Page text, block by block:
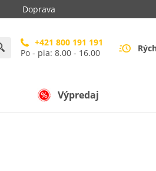
Doprava
+421 800 191 191
Po - pia: 8.00 - 16.00
Výpredaj